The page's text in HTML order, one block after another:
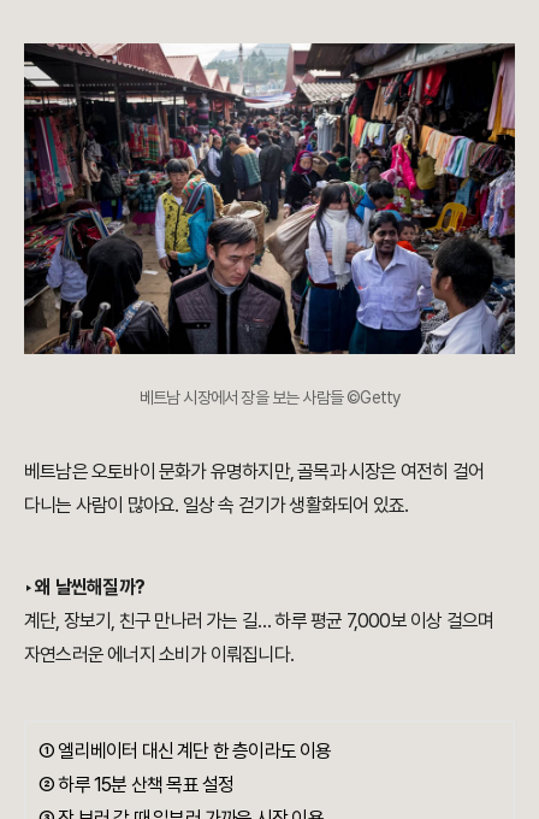
베트남 시장에서 장을 보는 사람들 ©Getty
베트남은 오토바이 문화가 유명하지만, 골목과 시장은 여전히 걸어
다니는 사람이 많아요. 일상 속 걷기가 생활화되어 있죠.
‣ 왜 날씬해질까?
계단, 장보기, 친구 만나러 가는 길… 하루 평균 7,000보 이상 걸으며
자연스러운 에너지 소비가 이뤄집니다.
① 엘리베이터 대신 계단 한 층이라도 이용
② 하루 15분 산책 목표 설정